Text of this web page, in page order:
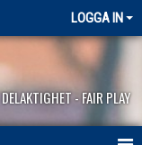
LOGGA IN
- FAIR PLAY